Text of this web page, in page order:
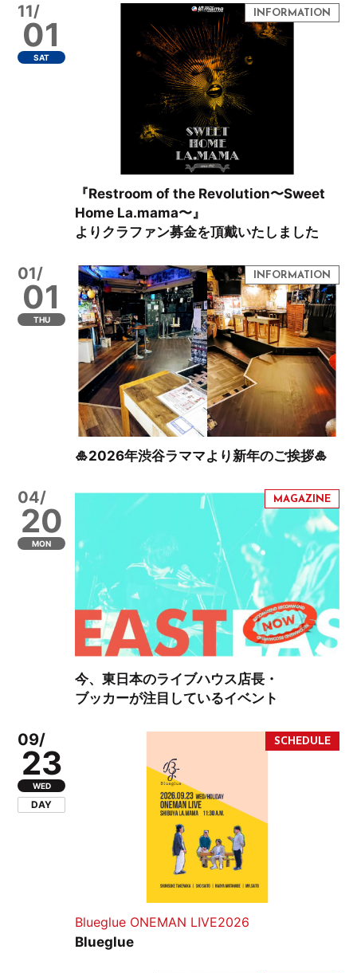
11/
01
SAT
『Restroom of the Revolution〜Sweet
Home La.mama〜』
よりクラファン募金を頂戴いたしました
01/
01
THU
🎍2026年渋谷ラママより新年のご挨拶🎍
04/
20
MON
今、東日本のライブハウス店長・
ブッカーが注目しているイベント
09/
23
WED
DAY
Blueglue ONEMAN LIVE2026
Blueglue